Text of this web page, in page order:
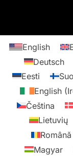
English
Deutsch
Eesti
English
Čeština
Lietuvių
Română
Magyar